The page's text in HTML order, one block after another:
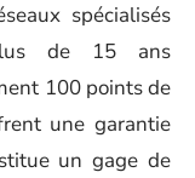
spécialisés
de 15 ans
100 points de
une garantie
un gage de